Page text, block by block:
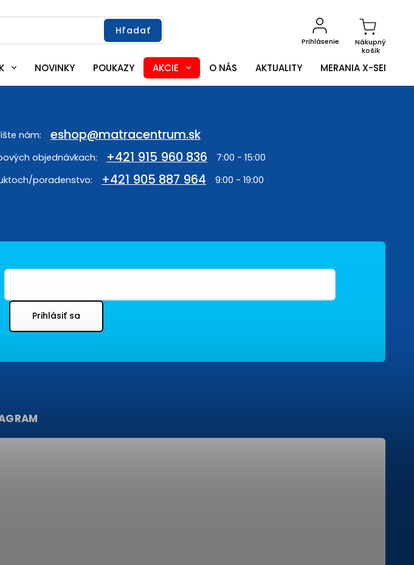
Hľadať
Nákupný
košík
Prihlásenie
NOVINKY POUKAZY AKCIE O NÁS AKTUALITY MERANIA X-SENSOR
eshop@matracentrum.sk
+421 915 960 836
+421 905 887 964
Prihlásiť sa